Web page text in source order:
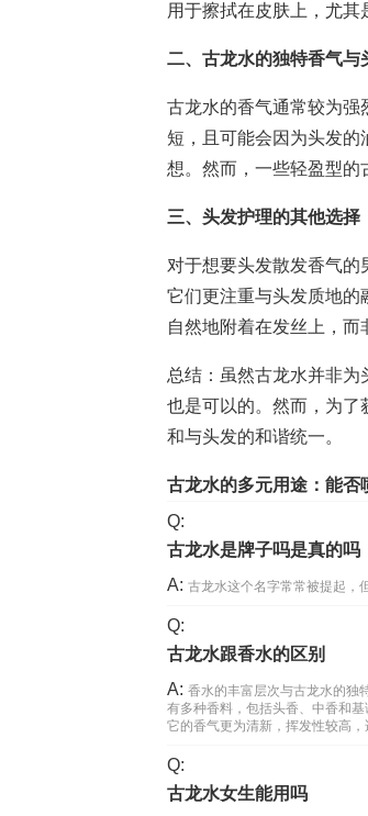
用于擦拭在皮肤上，尤其
二、古龙水的独特香气与
古龙水的香气通常较为强
短，且可能会因为头发的
想。然而，一些轻盈型的
三、头发护理的其他选择
对于想要头发散发香气的
它们更注重与头发质地的
自然地附着在发丝上，而
总结：虽然古龙水并非
也是可以的。然而，为了
和与头发的和谐统一。
古龙水的多元用途：能
Q:
古龙水是牌子吗是真的吗
A: 古龙水这个名字常常被提起，
Q:
古龙水跟香水的区别
A: 香水的丰富层次与古龙水的独
有多种香料，包括头香、中香和
它的香气更为清新，挥发性较高，
Q:
古龙水女生能用吗